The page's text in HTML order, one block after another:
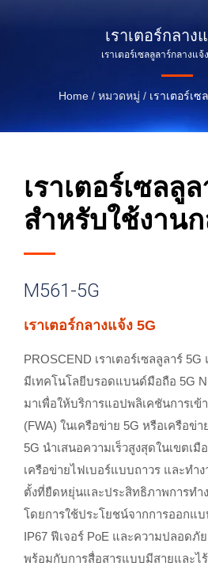
เราเตอร์กลาง
เราเตอร์เซลลูลาร์กลางแจ้
Home / หมวดหมู่ / เราเตอร์เ
เราเตอร์เซลลู
สำหรับใช้งาน
M561-5G
เราเตอร์กลางแจ้ง 5G
PROSCEND เราเตอร์เซลลูลาร์
มีเทคโนโลยีบรอดแบนด์มือถือ 5G
มาเพื่อให้บริการแอปพลิเคชันการเข้
(FWA) ในเครือข่าย 5G หรือเครือข่
5G นำเสนอความเร็วสูงสุดในเขตเ
เครือข่ายไฟเบอร์แบบถาวร และทำ
ตั้งที่ยืดหยุ่นและประสิทธิภาพการทำ
โดยการใช้ประโยชน์จากการออกแ
IP67 ฟีเจอร์ PoE และความปลอดภั
พร้อมกับการสื่อสารแบบมีสายและไ